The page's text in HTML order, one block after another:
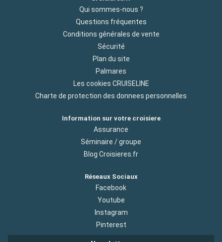
Qui sommes-nous ?
Questions fréquentes
Conditions générales de vente
Sécurité
Plan du site
Palmares
Les cookies CRUISELINE
Charte de protection des donnees personnelles
Information sur votre croisiere
Assurance
Séminaire / groupe
Blog Croisieres.fr
Réseaux Sociaux
Facebook
Youtube
Instagram
Pinterest